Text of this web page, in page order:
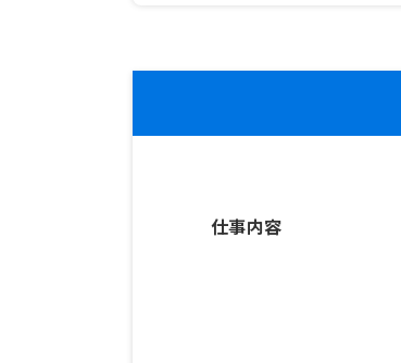
仕事内容